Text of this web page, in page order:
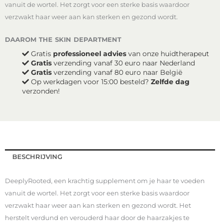
vanuit de wortel. Het zorgt voor een sterke basis waardoor
verzwakt haar weer aan kan sterken en gezond wordt.
daarom the skin department
Gratis professioneel advies van onze huidtherapeut
Gratis verzending vanaf 30 euro naar Nederland
Gratis verzending vanaf 80 euro naar België
Op werkdagen voor 15:00 besteld? Zelfde dag
verzonden!
BESCHRIJVING
DeeplyRooted, een krachtig supplement om je haar te voeden
vanuit de wortel. Het zorgt voor een sterke basis waardoor
verzwakt haar weer aan kan sterken en gezond wordt. Het
herstelt verdund en verouderd haar door de haarzakjes te